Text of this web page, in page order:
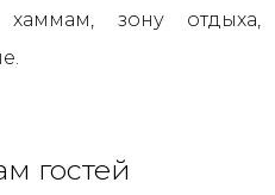
хаммам, зону отдыха,
гостей